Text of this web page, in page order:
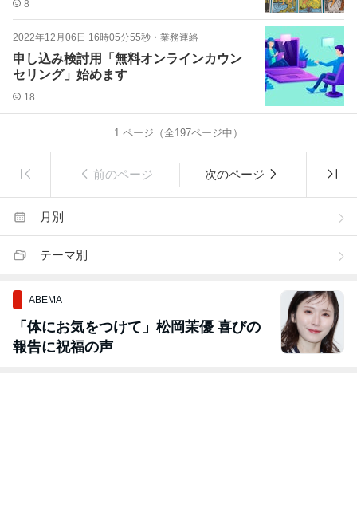
8
2022年12月06日 16時05分55秒 ・ 業務連絡
申し込み検討用「無料オンラインカウン
セリング」始めます
18
1 ページ（全197ページ中）
前のページ 次のページ
月別
テーマ別
ABEMA
「体にお気をつけて」松岡茉優 喜びの
報告に祝福の声